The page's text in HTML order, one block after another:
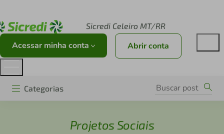
Sicredi Celeiro MT/RR
Acessar minha conta Abrir conta
Categorias
Projetos Sociais